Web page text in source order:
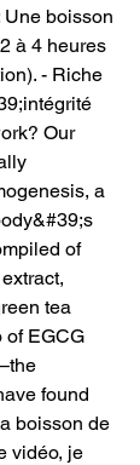
Une boisson
à 4 heures
- Riche
Our
a
of
tea
of EGCG
found
boisson de
vidéo, je